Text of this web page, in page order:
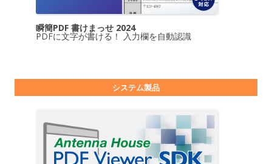
瞬簡PDF 書けまっせ 2024
PDFに文字が書ける！ 入力欄を自動認識
システム製品